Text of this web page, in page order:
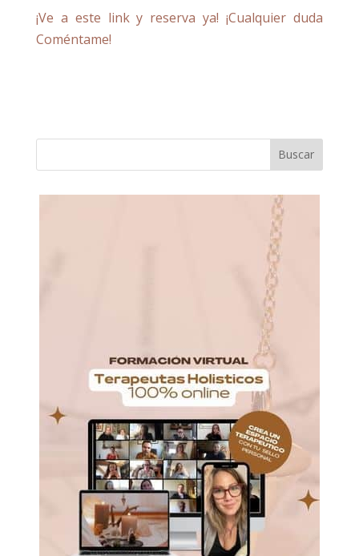
¡Ve a este link y reserva ya! ¡Cualquier duda
Coméntame!